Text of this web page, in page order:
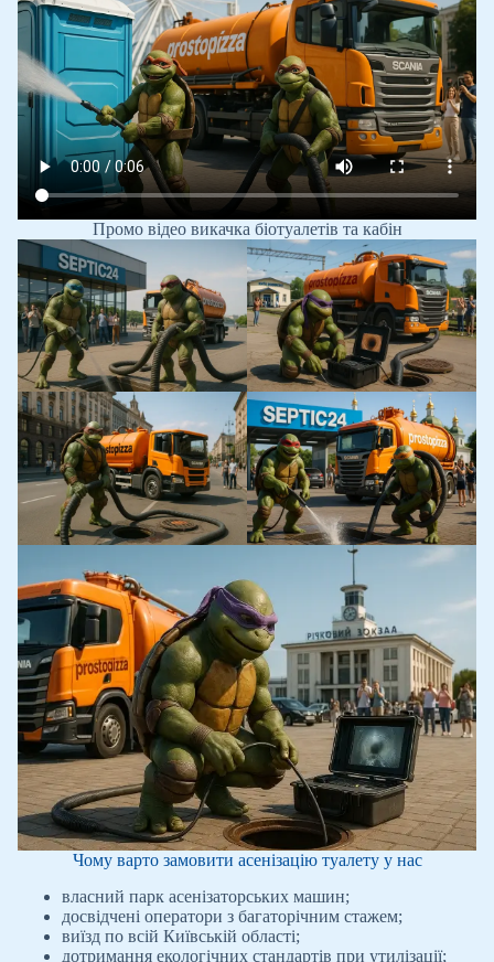
Промо відео викачка біотуалетів та кабін
Чому варто замовити асенізацію туалету у нас
власний парк асенізаторських машин;
досвідчені оператори з багаторічним стажем;
виїзд по всій Київській області;
дотримання екологічних стандартів при утилізації;